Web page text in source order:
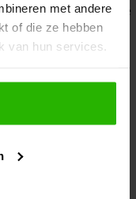
met andere
of die ze hebben
van hun services.
Voordeeluitjes.nl
en
console for more